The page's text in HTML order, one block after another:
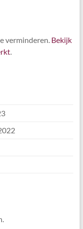
verminderen. Bekijk
.